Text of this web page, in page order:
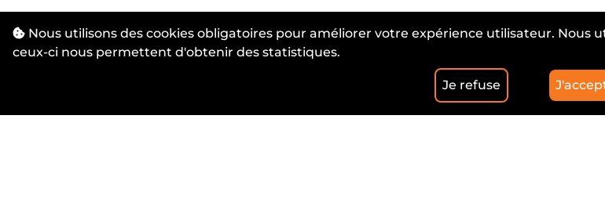
Nous utilisons des cookies obligatoires pour améliorer votre expérience utilisateur. Nous
ceux-ci nous permettent d'obtenir des statistiques.
Je refuse